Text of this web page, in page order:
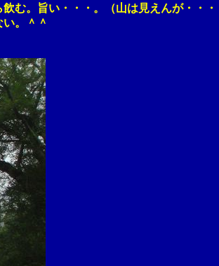
。旨い・・・。（山は見えんが・・・
。＾＾